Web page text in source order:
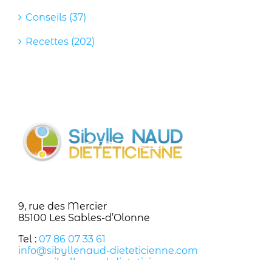
Conseils (37)
Recettes (202)
9, rue des Mercier
85100 Les Sables-d’Olonne
Tel : 07 86 07 33 61
info@sibyllenaud-dieteticienne.com